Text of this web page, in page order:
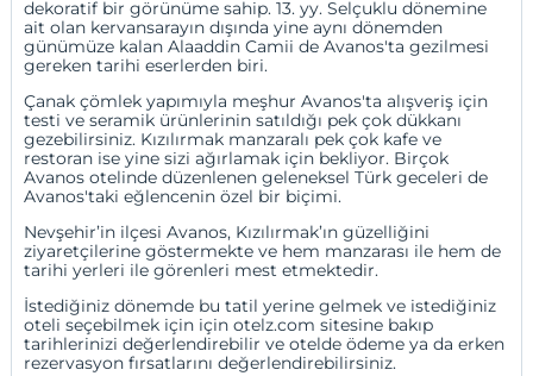
dekoratif bir görünüme sahip. 13. yy. Selçuklu dönemine
ait olan kervansarayın dışında yine aynı dönemden
günümüze kalan Alaaddin Camii de Avanos'ta gezilmesi
gereken tarihi eserlerden biri.
Çanak çömlek yapımıyla meşhur Avanos'ta alışveriş için
testi ve seramik ürünlerinin satıldığı pek çok dükkanı
gezebilirsiniz. Kızılırmak manzaralı pek çok kafe ve
restoran ise yine sizi ağırlamak için bekliyor. Birçok
Avanos otelinde düzenlenen geleneksel Türk geceleri de
Avanos'taki eğlencenin özel bir biçimi.
Nevşehir’in ilçesi Avanos, Kızılırmak’ın güzelliğini
ziyaretçilerine göstermekte ve hem manzarası ile hem de
tarihi yerleri ile görenleri mest etmektedir.
İstediğiniz dönemde bu tatil yerine gelmek ve istediğiniz
oteli seçebilmek için için otelz.com sitesine bakıp
tarihlerinizi değerlendirebilir ve otelde ödeme ya da erken
rezervasyon fırsatlarını değerlendirebilirsiniz.